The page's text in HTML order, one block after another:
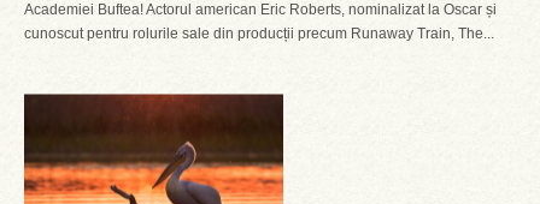
Academiei Buftea! Actorul american Eric Roberts, nominalizat la Oscar și
cunoscut pentru rolurile sale din producții precum Runaway Train, The...